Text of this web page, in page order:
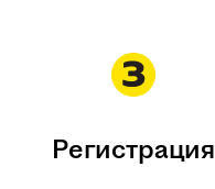
Регистрация